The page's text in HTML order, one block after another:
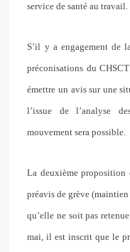
service de santé au travail.
S’il y a engagement de
préconisations du
émettre un avis sur une
l’issue de l’analyse
mouvement sera possible.
La deuxième proposition
préavis de grève
qu’elle ne soit pas
mai, il est inscrit que le